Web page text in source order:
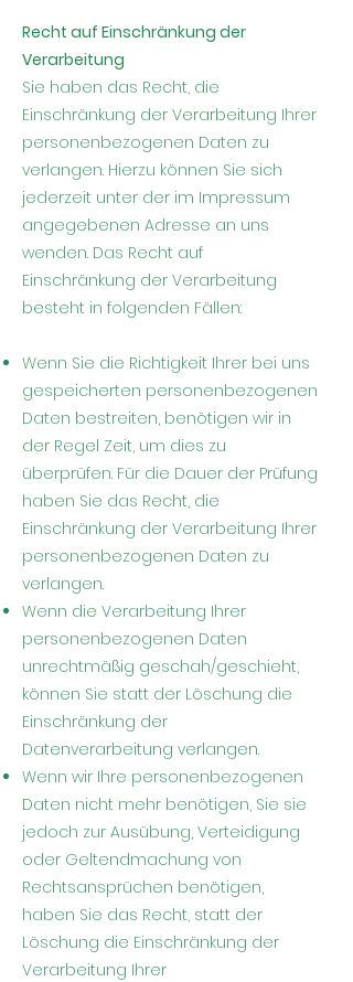
Recht auf Einschränkung der
Verarbeitung
Sie haben das Recht, die
Einschränkung der Verarbeitung Ihrer
personenbezogenen Daten zu
verlangen. Hierzu können Sie sich
jederzeit unter der im Impressum
angegebenen Adresse an uns
wenden. Das Recht auf
Einschränkung der Verarbeitung
besteht in folgenden Fällen:
Wenn Sie die Richtigkeit Ihrer bei uns
gespeicherten personenbezogenen
Daten bestreiten, benötigen wir in
der Regel Zeit, um dies zu
überprüfen. Für die Dauer der Prüfung
haben Sie das Recht, die
Einschränkung der Verarbeitung Ihrer
personenbezogenen Daten zu
verlangen.
Wenn die Verarbeitung Ihrer
personenbezogenen Daten
unrechtmäßig geschah/geschieht,
können Sie statt der Löschung die
Einschränkung der
Datenverarbeitung verlangen.
Wenn wir Ihre personenbezogenen
Daten nicht mehr benötigen, Sie sie
jedoch zur Ausübung, Verteidigung
oder Geltendmachung von
Rechtsansprüchen benötigen,
haben Sie das Recht, statt der
Löschung die Einschränkung der
Verarbeitung Ihrer